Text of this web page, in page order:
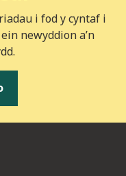
i fod y cyntaf i
newyddion a’n